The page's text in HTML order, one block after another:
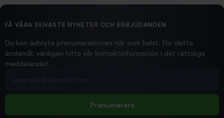
2026/02/19
Hittade exakt vad jag behövde. Snabb och bra...
FÅ VÅRA SENASTE NYHETER OCH ERBJUDANDEN
Du kan avbryta prenumerationen när som helst. För detta
ändamål, vänligen hitta vår kontaktinformation i det rättsliga
meddelandet.
Prenumerera